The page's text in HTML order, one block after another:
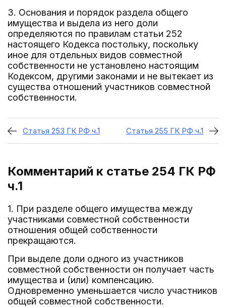
3. Основания и порядок раздела общего
имущества и выдела из него доли
определяются по правилам статьи 252
настоящего Кодекса постольку, поскольку
иное для отдельных видов совместной
собственности не установлено настоящим
Кодексом, другими законами и не вытекает из
существа отношений участников совместной
собственности.
Статья 253 ГК РФ ч.1 Статья 255 ГК РФ ч.1
Комментарий к статье 254 ГК РФ
ч.1
1. При разделе общего имущества между
участниками совместной собственности
отношения общей собственности
прекращаются.
При выделе доли одного из участников
совместной собственности он получает часть
имущества и (или) компенсацию.
Одновременно уменьшается число участников
общей совместной собственности.